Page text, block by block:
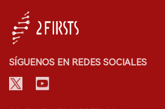
SÍGUENOS EN REDES SOCIALES